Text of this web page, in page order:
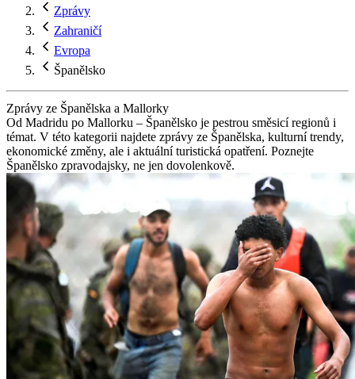
Zprávy
Zahraničí
Evropa
Španělsko
Zprávy ze Španělska a Mallorky
Od Madridu po Mallorku – Španělsko je pestrou směsicí regionů i
témat. V této kategorii najdete zprávy ze Španělska, kulturní trendy,
ekonomické změny, ale i aktuální turistická opatření. Poznejte
Španělsko zpravodajsky, ne jen dovolenkově.